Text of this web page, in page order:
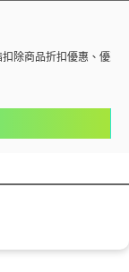
除商品折扣優惠、優惠